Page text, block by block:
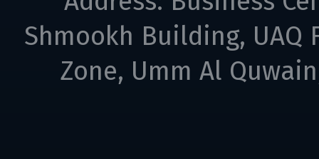
Shmookh Building, UAQ
Zone, Umm Al